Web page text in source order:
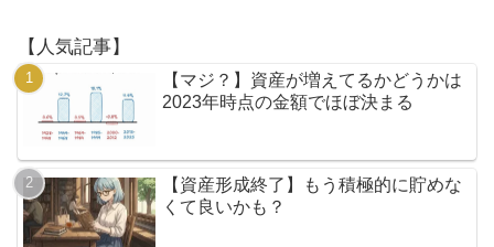
【人気記事】
【マジ？】資産が増えてるかどうかは
2023年時点の金額でほぼ決まる
【資産形成終了】もう積極的に貯めな
くて良いかも？